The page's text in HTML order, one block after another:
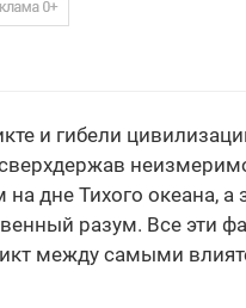
и гибели
дне Тихого океана,
разум. Все эти
между самыми